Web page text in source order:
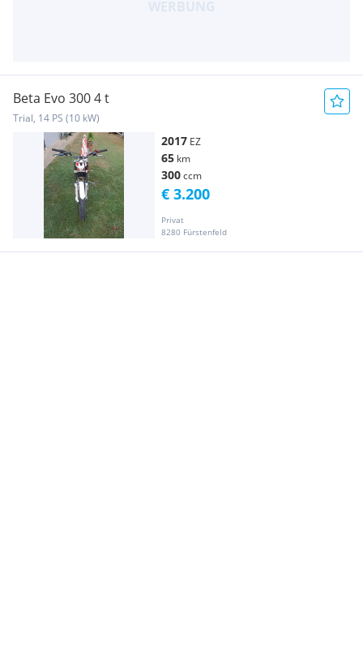
Beta Evo 300 4 t
Trial, 14 PS (10 kW)
2017 EZ
65 km
300ccm
Privat
8280 Fürstenfeld
€ 3.200